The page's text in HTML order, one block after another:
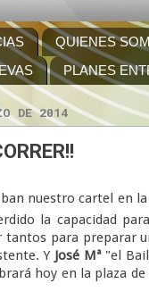
QUIENES
PLANES
DE 2014
nuestro cartel en la
la capacidad
tantos para preparar
Y José Mª"el
hoy en la plaza